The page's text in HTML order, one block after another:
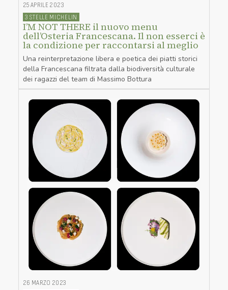
25 APRILE 2023
3 STELLE MICHELIN
I’M NOT THERE il nuovo menu
dell’Osteria Francescana. Il non esserci è
la condizione per raccontarsi al meglio
Una reinterpretazione libera e poetica dei piatti storici
della Francescana filtrata dalla biodiversità culturale
dei ragazzi del team di Massimo Bottura
26 MARZO 2023